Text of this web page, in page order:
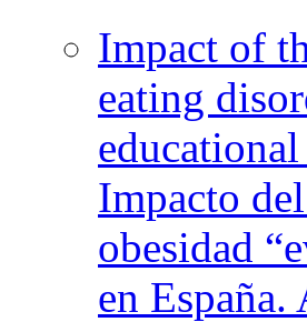
Impact of
eating
Impacto
obesidad
en